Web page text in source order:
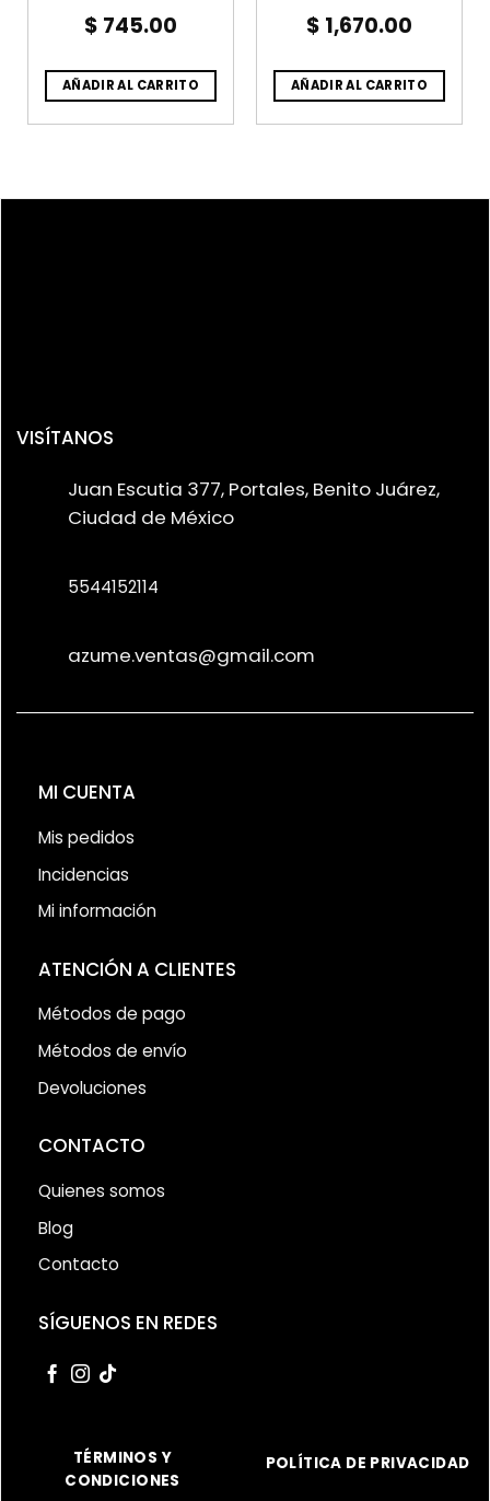
$ 745.00
AÑADIR AL CARRITO
$ 1,670.00
AÑADIR AL CARRITO
VISÍTANOS
Juan Escutia 377, Portales, Benito Juárez,
Ciudad de México
5544152114
azume.ventas@gmail.com
MI CUENTA
Mis pedidos
Incidencias
Mi información
ATENCIÓN A CLIENTES
Métodos de pago
Métodos de envío
Devoluciones
CONTACTO
Quienes somos
Blog
Contacto
SÍGUENOS EN REDES
TÉRMINOS Y
CONDICIONES
POLÍTICA DE PRIVACIDAD